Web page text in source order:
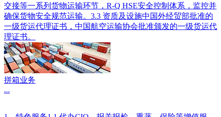
交接等一系列货物运输环节，R-Q HSE安全控制体系，监控并
确保货物安全规范运输。3.3 资质及设施中国外经贸部批准的
一级货运代理证书，中国航空运输协会批准颁发的一级货运代
理证书。
拼箱业务
...